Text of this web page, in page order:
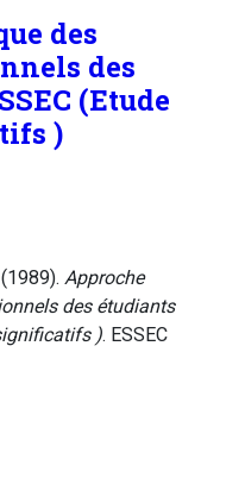
des
des
(Etude
)
(1989). Approche
des étudiants
). ESSEC